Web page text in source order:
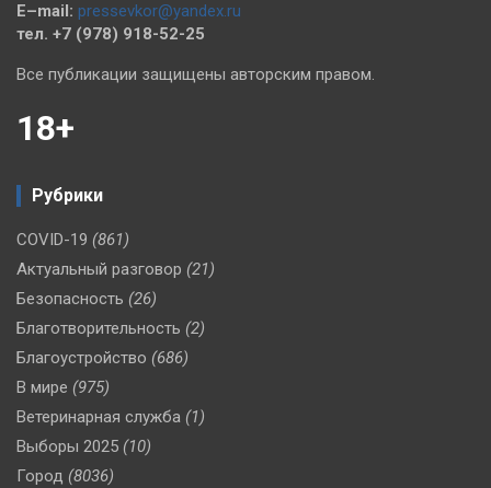
E–mail: pressevkor@yandex.ru
тел. +7 (978) 918-52-25
Все публикации защищены авторским правом.
18+
Рубрики
COVID-19 (861)
Актуальный разговор (21)
Безопасность (26)
Благотворительность (2)
Благоустройство (686)
В мире (975)
Ветеринарная служба (1)
Выборы 2025 (10)
Город (8036)